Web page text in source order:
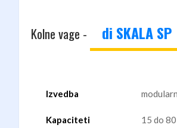
Kolne vage - di SKALA SP
Izvedba
Kapaciteti 15 do